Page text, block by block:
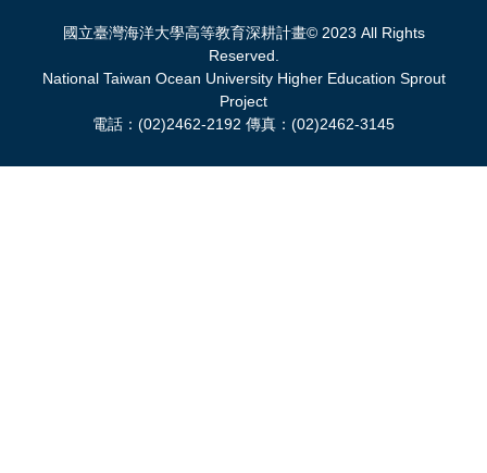
國立臺灣海洋大學高等教育深耕計畫© 2023 All Rights
Reserved.
National Taiwan Ocean University Higher Education Sprout
Project
電話：(02)2462-2192 傳真：(02)2462-3145